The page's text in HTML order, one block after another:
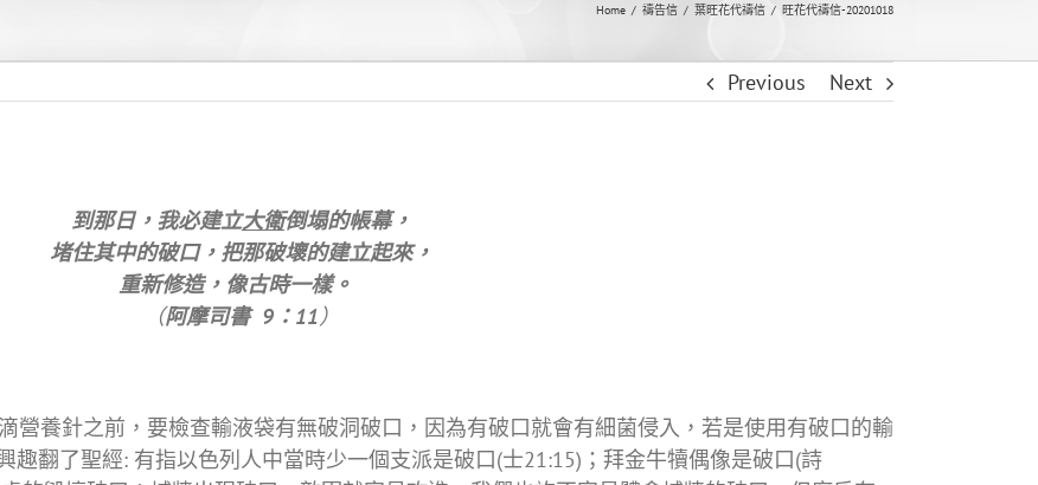
Home / 禱告信 / 葉旺花代禱信 / 旺花代禱信-20201018
Previous Next
到那日，我必建立大衛倒塌的帳幕，
堵住其中的破口，把那破壞的建立起來，
重新修造，像古時一樣。
（阿摩司書 9：11）
養針之前，要檢查輸液袋有無破洞破口，因為有破口就會有細菌侵入，若是使用有破口的輸
趣翻了聖經: 有指以色列人中當時少一個支派是破口(士21:15)；拜金牛犢偶像是破口(詩